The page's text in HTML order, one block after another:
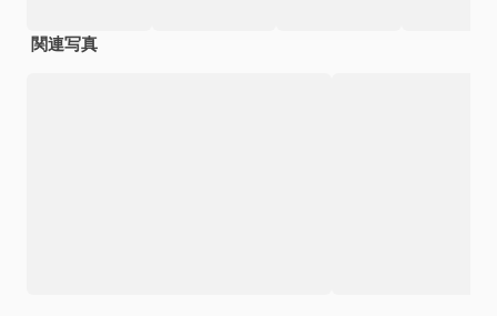
関連写真